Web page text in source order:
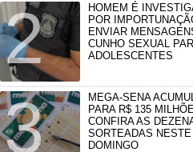
HOMEM É
POR
ENVIAR
CUNHO SEXUAL
ADOLESCENTES
MEGA-SENA
PARA R$ 135
CONFIRA AS
SORTEADAS NESTE
DOMINGO